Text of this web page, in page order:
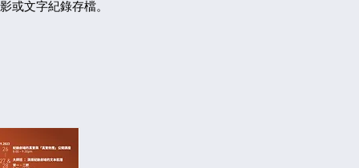
或文字紀錄存檔。